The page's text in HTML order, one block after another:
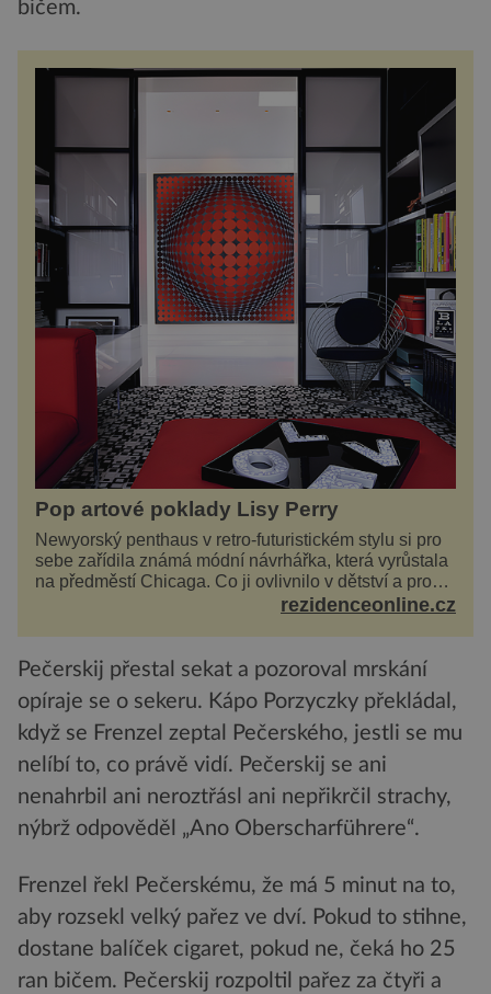
bičem.
Pop artové poklady Lisy Perry
Newyorský penthaus v retro-futuristickém stylu si pro
sebe zařídila známá módní návrhářka, která vyrůstala
na předměstí Chicaga. Co ji ovlivnilo v dětství a proč
vypadá její domov právě takto? Interié...rezidenceonline.cz
Pečerskij přestal sekat a pozoroval mrskání
opíraje se o sekeru. Kápo Porzyczky překládal,
když se Frenzel zeptal Pečerského, jestli se mu
nelíbí to, co právě vidí. Pečerskij se ani
nenahrbil ani neroztřásl ani nepřikrčil strachy,
nýbrž odpověděl „Ano Oberscharführere“.
Frenzel řekl Pečerskému, že má 5 minut na to,
aby rozsekl velký pařez ve dví. Pokud to stihne,
dostane balíček cigaret, pokud ne, čeká ho 25
ran bičem. Pečerskij rozpoltil pařez za čtyři a